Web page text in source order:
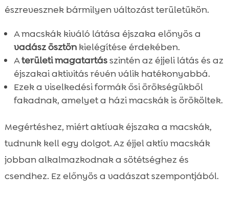
észrevesznek bármilyen változást területükön.
A macskák kiváló látása éjszaka előnyös a
vadász ösztönkielégítése érdekében.
Aterületi magatartásszintén az éjjeli látás és az
éjszakai aktivitás révén válik hatékonyabbá.
Ezek a viselkedési formák ősi örökségükből
fakadnak, amelyet a házi macskák is örököltek.
Megértéshez, miért aktívak éjszaka a macskák,
tudnunk kell egy dolgot. Az éjjel aktív macskák
jobban alkalmazkodnak a sötétséghez és
csendhez. Ez előnyös a vadászat szempontjából.